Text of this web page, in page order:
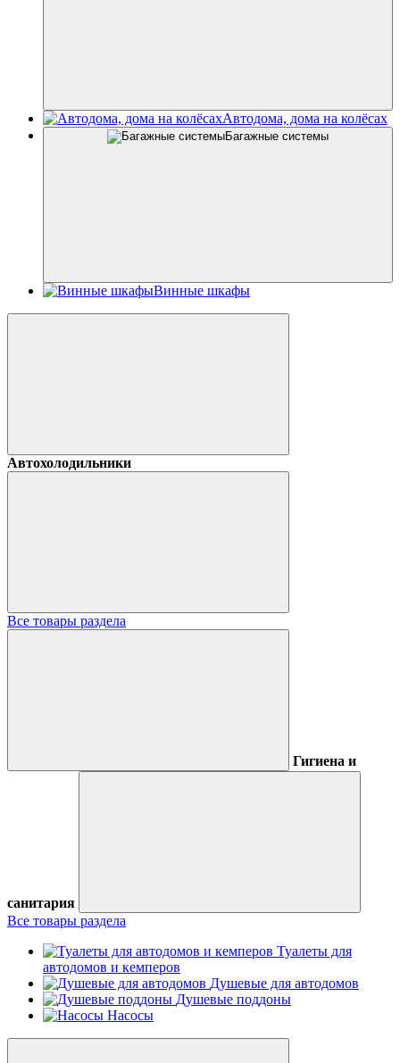
Автодома, дома на колёсах
Багажные системы
Винные шкафы
Автохолодильники
Все товары раздела
Гигиена и
санитария
Все товары раздела
Туалеты для
автодомов и кемперов
Душевые для автодомов
Душевые поддоны
Насосы